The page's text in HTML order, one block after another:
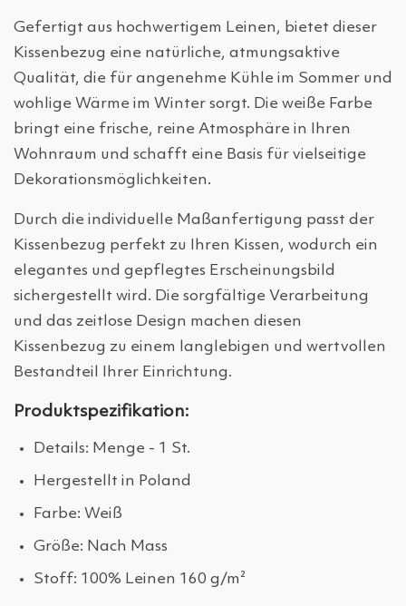
Gefertigt aus hochwertigem Leinen, bietet dieser
Kissenbezug eine natürliche, atmungsaktive
Qualität, die für angenehme Kühle im Sommer und
wohlige Wärme im Winter sorgt. Die weiße Farbe
bringt eine frische, reine Atmosphäre in Ihren
Wohnraum und schafft eine Basis für vielseitige
Dekorationsmöglichkeiten.
Durch die individuelle Maßanfertigung passt der
Kissenbezug perfekt zu Ihren Kissen, wodurch ein
elegantes und gepflegtes Erscheinungsbild
sichergestellt wird. Die sorgfältige Verarbeitung
und das zeitlose Design machen diesen
Kissenbezug zu einem langlebigen und wertvollen
Bestandteil Ihrer Einrichtung.
Produktspezifikation:
Details: Menge - 1 St.
Hergestellt in Poland
Farbe: Weiß
Größe: Nach Mass
Stoff: 100% Leinen 160 g/m²